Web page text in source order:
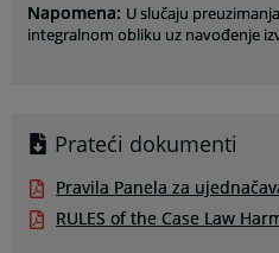
Napomena: U slučaju
integralnom obliku uz navođenje
Prateći dokumenti
Pravila Panela za
RULES of the Case Law